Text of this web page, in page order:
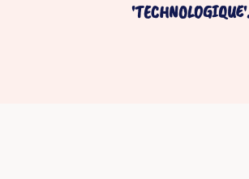
'TECHNOLOGIQUE'.